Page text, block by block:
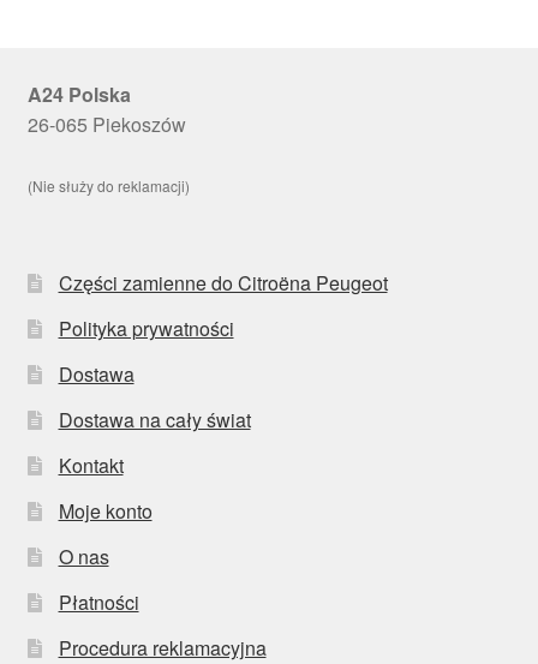
A24 Polska
26-065 Piekoszów
(Nie służy do reklamacji)
Części zamienne do Citroëna Peugeot
Polityka prywatności
Dostawa
Dostawa na cały świat
Kontakt
Moje konto
O nas
Płatności
Procedura reklamacyjna